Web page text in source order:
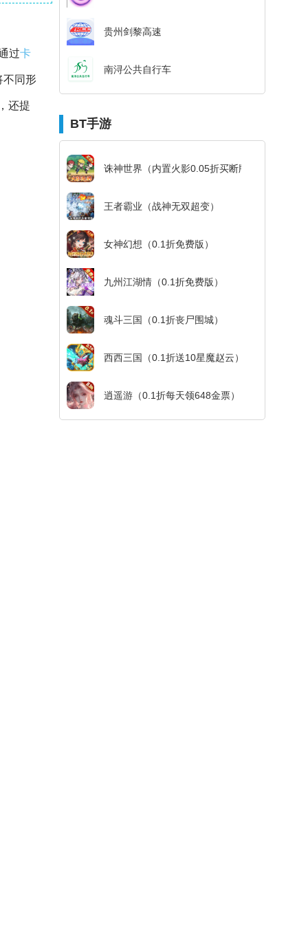
过卡
不同形
还提
贵州剑黎高速
南浔公共自行车
BT手游
诛神世界（内置火影0.05折买断版）
王者霸业（战神无双超变）
女神幻想（0.1折免费版）
九州江湖情（0.1折免费版）
魂斗三国（0.1折丧尸围城）
西西三国（0.1折送10星魔赵云）
逍遥游（0.1折每天领648金票）